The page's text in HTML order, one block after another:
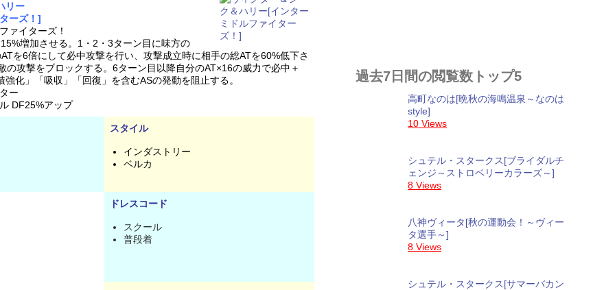
リー
ーズ！]
イターズ！
増加させる。1・2・3ターン目に味方の
を6倍にして必中攻撃を行い、攻撃成立時に相手の総ATを60%低下さ
の攻撃をブロックする。6ターン目以降自分のAT×16の威力で必中＋
化」「吸収」「回復」を含むASの発動を阻止する。
ー
DF25%アップ
スタイル
インダストリー
ベルカ
ドレスコード
スクール
普段着
過去7日間の閲覧数トップ5
高町なのは[晩秋の海鳴温泉～なのは
style]
10 Views
シュテル・スタークス[ブライダルチ
ェンジ～ストロベリーカラーズ～]
8 Views
八神ヴィータ[秋の運動会！～ヴィー
タ選手～]
8 Views
シュテル・スタークス[サマーバカン